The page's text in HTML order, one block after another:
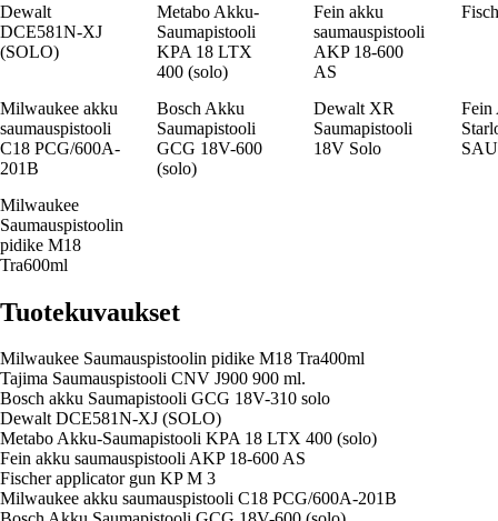
Dewalt
DCE581N-XJ
(SOLO)
Metabo Akku-
Saumapistooli
KPA 18 LTX
400 (solo)
Fein akku
saumauspistooli
AKP 18-600
AS
Milwaukee akku
saumauspistooli
C18 PCG/600A-
201B
Bosch Akku
Saumapistooli
GCG 18V-600
(solo)
Dewalt XR
Saumapistooli
18V Solo
Fein
Milwaukee
Saumauspistoolin
pidike M18
Tra600ml
Tuotekuvaukset
Milwaukee Saumauspistoolin pidike M18 Tra400ml
Tajima Saumauspistooli CNV J900 900 ml.
Bosch akku Saumapistooli GCG 18V-310 solo
Dewalt DCE581N-XJ (SOLO)
Metabo Akku-Saumapistooli KPA 18 LTX 400 (solo)
Fein akku saumauspistooli AKP 18-600 AS
Fischer applicator gun KP M 3
Milwaukee akku saumauspistooli C18 PCG/600A-201B